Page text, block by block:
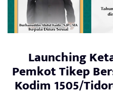
Launching
Pemkot Tikep
Kodim 1505/